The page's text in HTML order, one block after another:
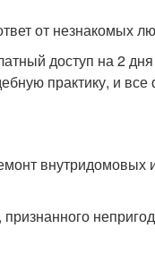
от незнакомых
доступ на 2 дня
практику, и
внутридомовых